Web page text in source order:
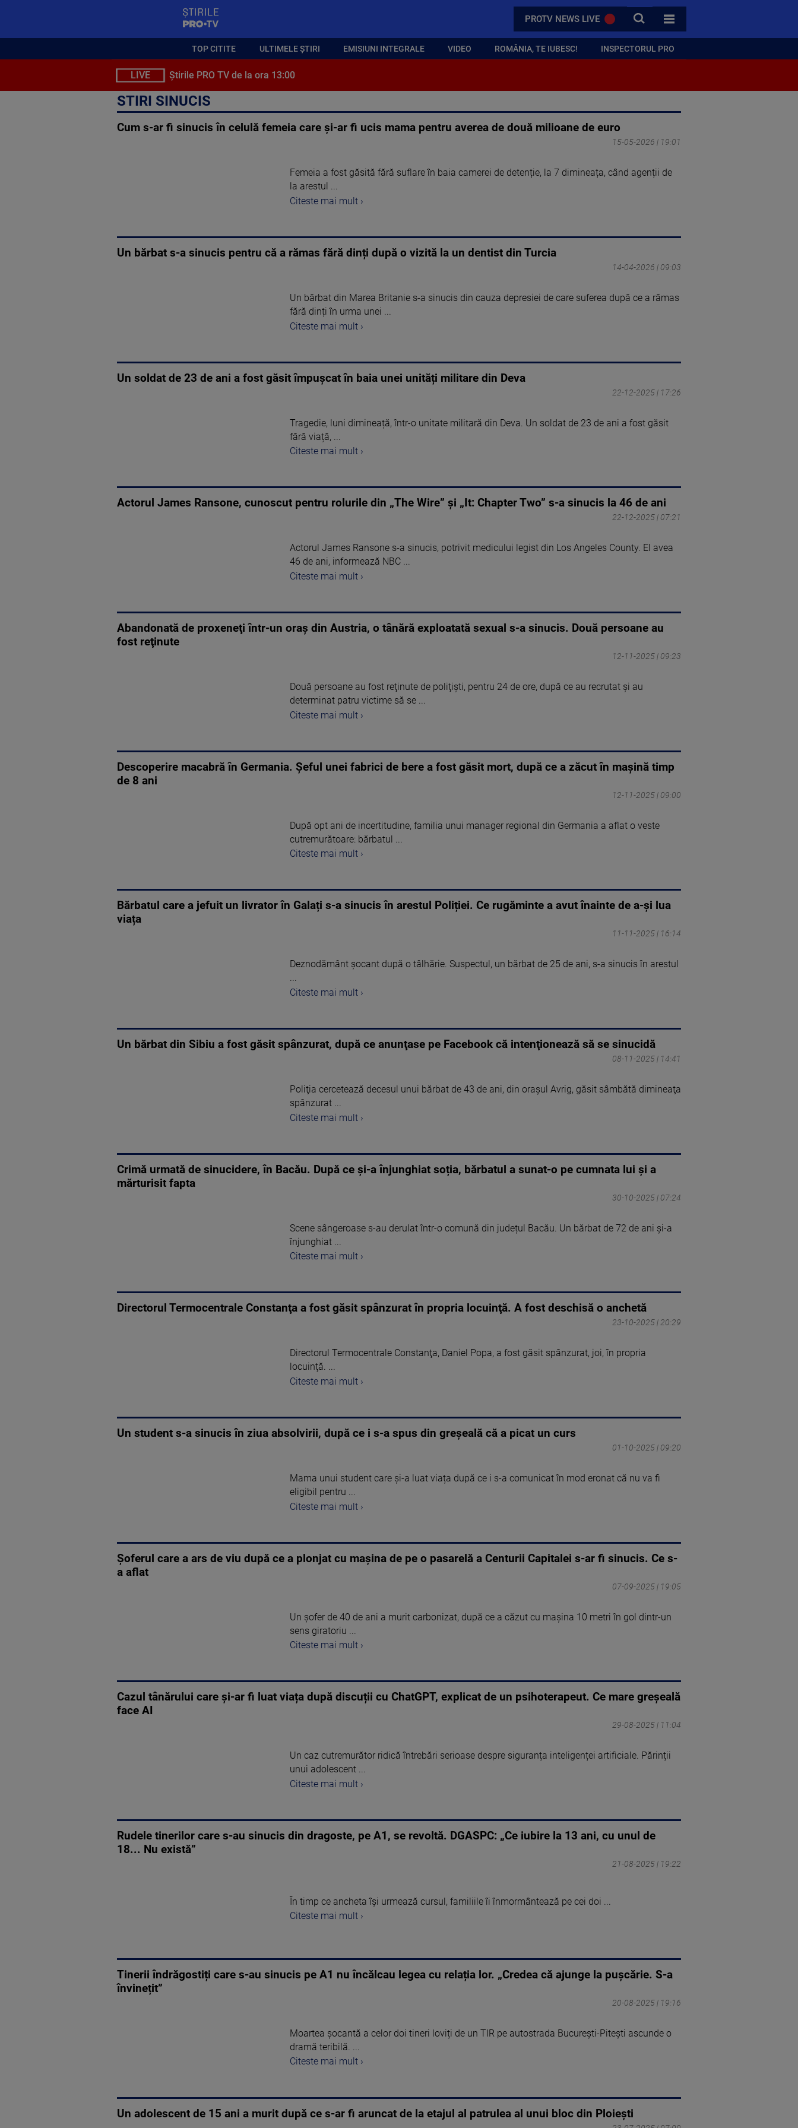
PROTV NEWS LIVE CAUTA
TOATE CATEGORIILE
TOP CITITE ULTIMELE ȘTIRI EMISIUNI INTEGRALE VIDEO ROMÂNIA, TE IUBESC! INSPECTORUL PRO
LIVE Știrile PRO TV de la ora 13:00
STIRI SINUCIS
Cum s-ar fi sinucis în celulă femeia care și-ar fi ucis mama pentru averea de două milioane de euro
15-05-2026 | 19:01
Femeia a fost găsită fără suflare în baia camerei de detenție, la 7 dimineața, când agenții de
la arestul ...
Citeste mai mult ›
Un bărbat s-a sinucis pentru că a rămas fără dinți după o vizită la un dentist din Turcia
14-04-2026 | 09:03
Un bărbat din Marea Britanie s-a sinucis din cauza depresiei de care suferea după ce a rămas
fără dinți în urma unei ...
Citeste mai mult ›
Un soldat de 23 de ani a fost găsit împușcat în baia unei unități militare din Deva
22-12-2025 | 17:26
Tragedie, luni dimineață, într-o unitate militară din Deva. Un soldat de 23 de ani a fost găsit
fără viață, ...
Citeste mai mult ›
Actorul James Ransone, cunoscut pentru rolurile din „The Wire” și „It: Chapter Two” s-a sinucis la 46 de ani
22-12-2025 | 07:21
Actorul James Ransone s-a sinucis, potrivit medicului legist din Los Angeles County. El avea
46 de ani, informează NBC ...
Citeste mai mult ›
Abandonată de proxeneţi într-un oraş din Austria, o tânără exploatată sexual s-a sinucis. Două persoane au
fost reţinute
12-11-2025 | 09:23
Două persoane au fost reţinute de poliţişti, pentru 24 de ore, după ce au recrutat şi au
determinat patru victime să se ...
Citeste mai mult ›
Descoperire macabră în Germania. Șeful unei fabrici de bere a fost găsit mort, după ce a zăcut în mașină timp
de 8 ani
12-11-2025 | 09:00
După opt ani de incertitudine, familia unui manager regional din Germania a aflat o veste
cutremurătoare: bărbatul ...
Citeste mai mult ›
Bărbatul care a jefuit un livrator în Galați s-a sinucis în arestul Poliției. Ce rugăminte a avut înainte de a-și lua
viața
11-11-2025 | 16:14
Deznodământ șocant după o tâlhărie. Suspectul, un bărbat de 25 de ani, s-a sinucis în arestul
...
Citeste mai mult ›
Un bărbat din Sibiu a fost găsit spânzurat, după ce anunţase pe Facebook că intenţionează să se sinucidă
08-11-2025 | 14:41
Poliţia cercetează decesul unui bărbat de 43 de ani, din oraşul Avrig, găsit sâmbătă dimineaţa
spânzurat ...
Citeste mai mult ›
Crimă urmată de sinucidere, în Bacău. După ce și-a înjunghiat soția, bărbatul a sunat-o pe cumnata lui și a
mărturisit fapta
30-10-2025 | 07:24
Scene sângeroase s-au derulat într-o comună din județul Bacău. Un bărbat de 72 de ani și-a
înjunghiat ...
Citeste mai mult ›
Directorul Termocentrale Constanţa a fost găsit spânzurat în propria locuinţă. A fost deschisă o anchetă
23-10-2025 | 20:29
Directorul Termocentrale Constanţa, Daniel Popa, a fost găsit spânzurat, joi, în propria
locuinţă. ...
Citeste mai mult ›
Un student s-a sinucis în ziua absolvirii, după ce i s-a spus din greșeală că a picat un curs
01-10-2025 | 09:20
Mama unui student care și-a luat viața după ce i s-a comunicat în mod eronat că nu va fi
eligibil pentru ...
Citeste mai mult ›
Șoferul care a ars de viu după ce a plonjat cu mașina de pe o pasarelă a Centurii Capitalei s-ar fi sinucis. Ce s-
a aflat
07-09-2025 | 19:05
Un șofer de 40 de ani a murit carbonizat, după ce a căzut cu mașina 10 metri în gol dintr-un
sens giratoriu ...
Citeste mai mult ›
Cazul tânărului care și-ar fi luat viața după discuții cu ChatGPT, explicat de un psihoterapeut. Ce mare greșeală
face AI
29-08-2025 | 11:04
Un caz cutremurător ridică întrebări serioase despre siguranța inteligenței artificiale. Părinții
unui adolescent ...
Citeste mai mult ›
Rudele tinerilor care s-au sinucis din dragoste, pe A1, se revoltă. DGASPC: „Ce iubire la 13 ani, cu unul de
18... Nu există”
21-08-2025 | 19:22
În timp ce ancheta își urmează cursul, familiile îi înmormântează pe cei doi ...
Citeste mai mult ›
Tinerii îndrăgostiți care s-au sinucis pe A1 nu încălcau legea cu relația lor. „Credea că ajunge la pușcărie. S-a
învinețit”
20-08-2025 | 19:16
Moartea șocantă a celor doi tineri loviți de un TIR pe autostrada București-Pitești ascunde o
dramă teribilă. ...
Citeste mai mult ›
Un adolescent de 15 ani a murit după ce s-ar fi aruncat de la etajul al patrulea al unui bloc din Ploieşti